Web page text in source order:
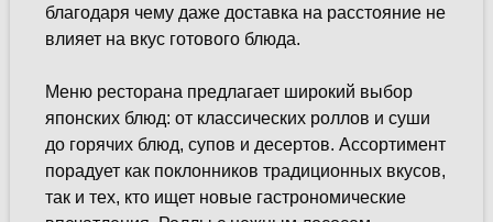
благодаря чему даже доставка на расстояние не
влияет на вкус готового блюда.
Меню ресторана предлагает широкий выбор
японских блюд: от классических роллов и суши
до горячих блюд, супов и десертов. Ассортимент
порадует как поклонников традиционных вкусов,
так и тех, кто ищет новые гастрономические